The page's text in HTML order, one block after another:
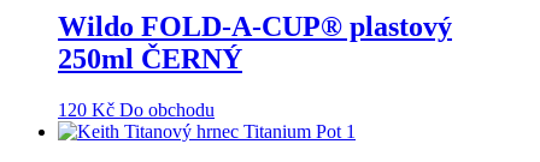
Wildo FOLD-A-CUP® plastový
250ml ČERNÝ
120 Kč Do obchodu